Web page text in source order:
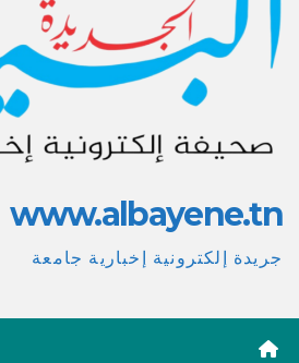
www.albayene.tn
جريدة إلكترونية إخبارية جامعة